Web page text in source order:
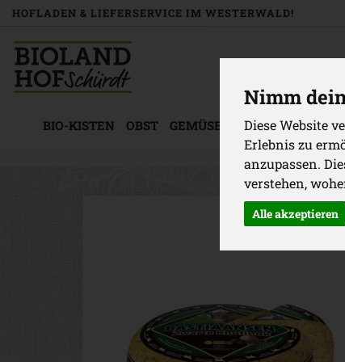
Nimm
Diese Website
Erlebnis zu
anzupassen.
verstehen,
Alle akzeptieren
HOFLADEN & LIEFERSERVICE IM WESTERWALD!
BIO-KISTEN OBST GEMÜSE KÜHLWAREN